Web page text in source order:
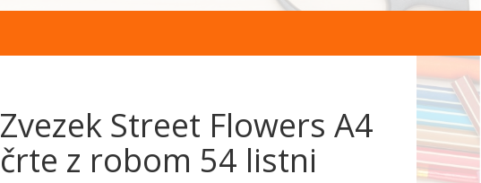
Zvezek Street Flowers A4
črte z robom 54 listni